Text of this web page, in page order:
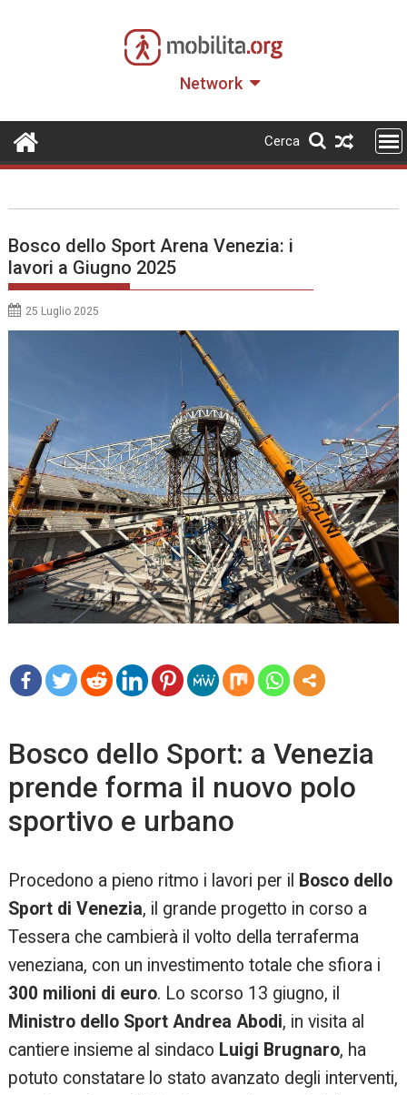
Network
Cerca
Bosco dello Sport Arena Venezia: i
lavori a Giugno 2025
25 Luglio 2025
Bosco dello Sport: a Venezia
prende forma il nuovo polo
sportivo e urbano
Procedono a pieno ritmo i lavori per il
Bosco dello
Sport di Venezia, il grande progetto in corso a
Tessera che cambierà il volto della terraferma
veneziana, con un investimento totale che sfiora i
300 milioni di euro. Lo scorso 13 giugno, il
Ministro dello Sport Andrea Abodi, in visita al
cantiere insieme al sindaco Luigi Brugnaro, ha
potuto constatare lo stato avanzato degli interventi,